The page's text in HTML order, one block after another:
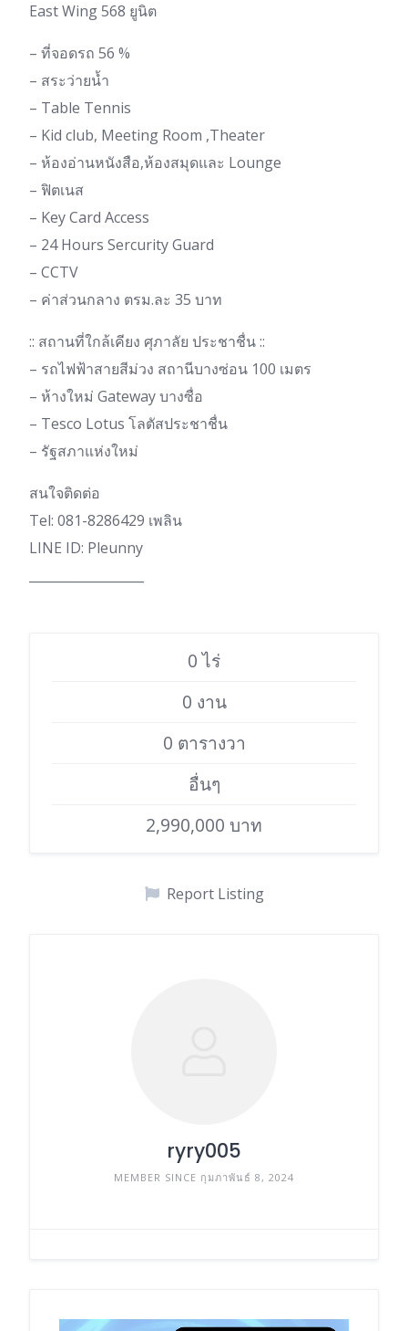
East Wing 568 ยูนิต
– ที่จอดรถ 56 %
– สระว่ายน้ำ
– Table Tennis
– Kid club, Meeting Room ,Theater
– ห้องอ่านหนังสือ,ห้องสมุดและ Lounge
– ฟิตเนส
– Key Card Access
– 24 Hours Sercurity Guard
– CCTV
– ค่าส่วนกลาง ตรม.ละ 35 บาท
:: สถานที่ใกล้เคียง ศุภาลัย ประชาชื่น ::
– รถไฟฟ้าสายสีม่วง สถานีบางซ่อน 100 เมตร
– ห้างใหม่ Gateway บางซื่อ
– Tesco Lotus โลตัสประชาชื่น
– รัฐสภาแห่งใหม่
สนใจติดต่อ
Tel: 081-8286429 เพลิน
LINE ID: Pleunny
0 ไร่
0 งาน
0 ตารางวา
อื่นๆ
2,990,000 บาท
Report Listing
ryry005
MEMBER SINCE กุมภาพันธ์ 8, 2024